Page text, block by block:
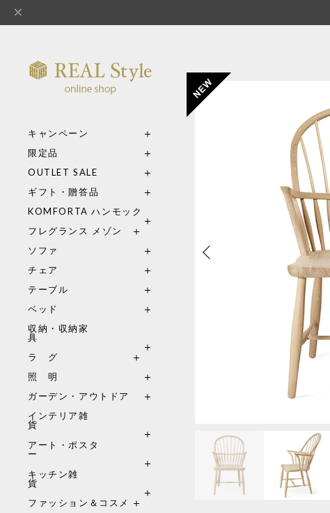
キャンペーン
限定品
OUTLET SALE
ギフト・贈答品
KOMFORTA ハンモック
フレグランス メゾン
ソファ
チェア
テーブル
ベッド
収納・収納家
具
ラ グ
照 明
ガーデン・アウトドア
インテリア雑
貨
アート・ポスタ
ー
キッチン雑
貨
ファッション＆コスメ